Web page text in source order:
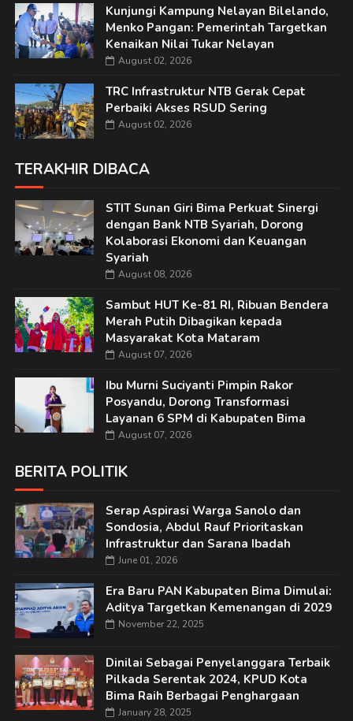
Kunjungi Kampung Nelayan Bilelando,
Menko Pangan: Pemerintah Targetkan
Kenaikan Nilai Tukar Nelayan
August 02, 2026
TRC Infrastruktur NTB Gerak Cepat
Perbaiki Akses RSUD Sering
August 02, 2026
TERAKHIR DIBACA
STIT Sunan Giri Bima Perkuat Sinergi
dengan Bank NTB Syariah, Dorong
Kolaborasi Ekonomi dan Keuangan
Syariah
August 08, 2026
Sambut HUT Ke-81 RI, Ribuan Bendera
Merah Putih Dibagikan kepada
Masyarakat Kota Mataram
August 07, 2026
Ibu Murni Suciyanti Pimpin Rakor
Posyandu, Dorong Transformasi
Layanan 6 SPM di Kabupaten Bima
August 07, 2026
BERITA POLITIK
Serap Aspirasi Warga Sanolo dan
Sondosia, Abdul Rauf Prioritaskan
Infrastruktur dan Sarana Ibadah
June 01, 2026
Era Baru PAN Kabupaten Bima Dimulai:
Aditya Targetkan Kemenangan di 2029
November 22, 2025
Dinilai Sebagai Penyelanggara Terbaik
Pilkada Serentak 2024, KPUD Kota
Bima Raih Berbagai Penghargaan
January 28, 2025